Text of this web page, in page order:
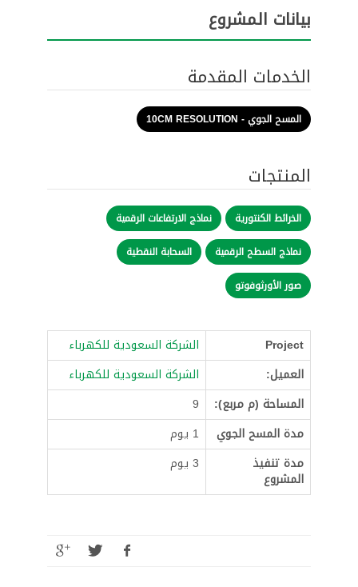
بيانات المشروع
الخدمات المقدمة
المسح الجوي - 10CM RESOLUTION
المنتجات
الخرائط الكنتورية
نماذج الارتفاعات الرقمية
نماذج السطح الرقمية
السحابة النقطية
صور الأورثوفوتو
Project
الشركة السعودية للكهرباء
العميل:
الشركة السعودية للكهرباء
المساحة (م مربع):
9
مدة المسح الجوي
1 يوم
مدة تنفيذ
المشروع
3 يوم